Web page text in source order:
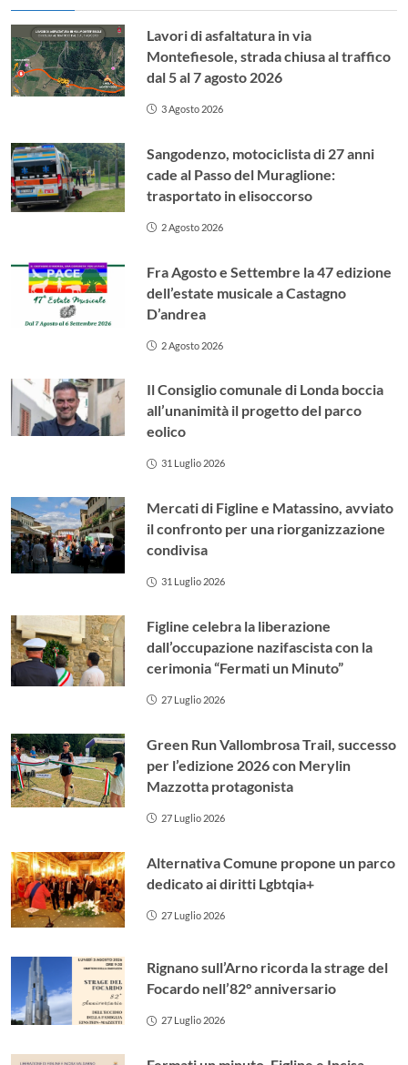
Lavori di asfaltatura in via
Montefiesole, strada chiusa al traffico
dal 5 al 7 agosto 2026
3 Agosto 2026
Sangodenzo, motociclista di 27 anni
cade al Passo del Muraglione:
trasportato in elisoccorso
2 Agosto 2026
Fra Agosto e Settembre la 47 edizione
dell’estate musicale a Castagno
D’andrea
2 Agosto 2026
Il Consiglio comunale di Londa boccia
all’unanimità il progetto del parco
eolico
31 Luglio 2026
Mercati di Figline e Matassino, avviato
il confronto per una riorganizzazione
condivisa
31 Luglio 2026
Figline celebra la liberazione
dall’occupazione nazifascista con la
cerimonia “Fermati un Minuto”
27 Luglio 2026
Green Run Vallombrosa Trail, successo
per l’edizione 2026 con Merylin
Mazzotta protagonista
27 Luglio 2026
Alternativa Comune propone un parco
dedicato ai diritti Lgbtqia+
27 Luglio 2026
Rignano sull’Arno ricorda la strage del
Focardo nell’82° anniversario
27 Luglio 2026